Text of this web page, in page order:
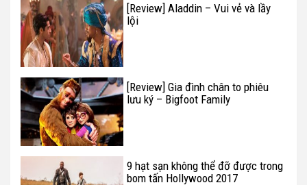
[Review] Aladdin – Vui vẻ và lầy
lội
[Review] Gia đình chân to phiêu
lưu ký – Bigfoot Family
9 hạt sạn không thể đỡ được trong
bom tấn Hollywood 2017